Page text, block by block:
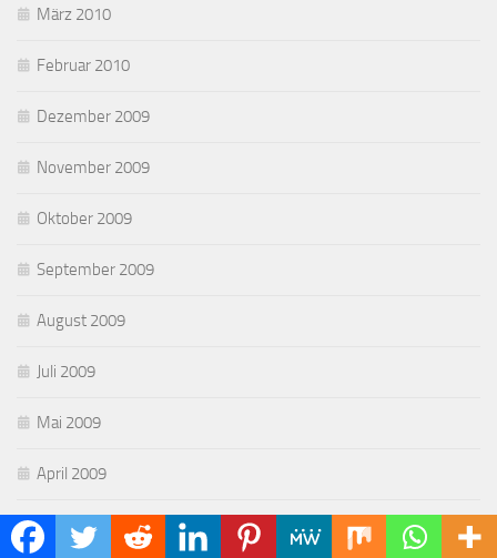
März 2010
Februar 2010
Dezember 2009
November 2009
Oktober 2009
September 2009
August 2009
Juli 2009
Mai 2009
April 2009
März 2009